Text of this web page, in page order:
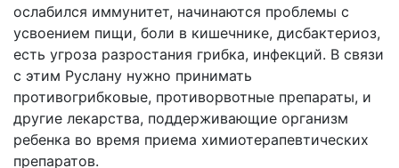
ослабился иммунитет, начинаются проблемы с
усвоением пищи, боли в кишечнике, дисбактериоз,
есть угроза разростания грибка, инфекций. В связи
с этим Руслану нужно принимать
противогрибковые, противорвотные препараты, и
другие лекарства, поддерживающие организм
ребенка во время приема химиотерапевтических
препаратов.